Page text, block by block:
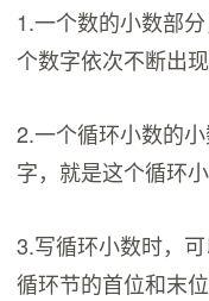
1.一个数的小数部
个数字依次不断出
2.一个循环小数的
字，就是这个循环小
3.写循环小数时，
循环节的首位和末